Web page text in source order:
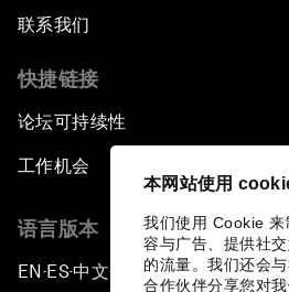
本网站使用
我们使用 Cookie 来
容与广告、提供社
的流量。我们还会
合作伙伴分享您对
联系我们
快捷链接
论坛可持续性
工作机会
语言版本
EN ▪ES▪中文▪ 日本語